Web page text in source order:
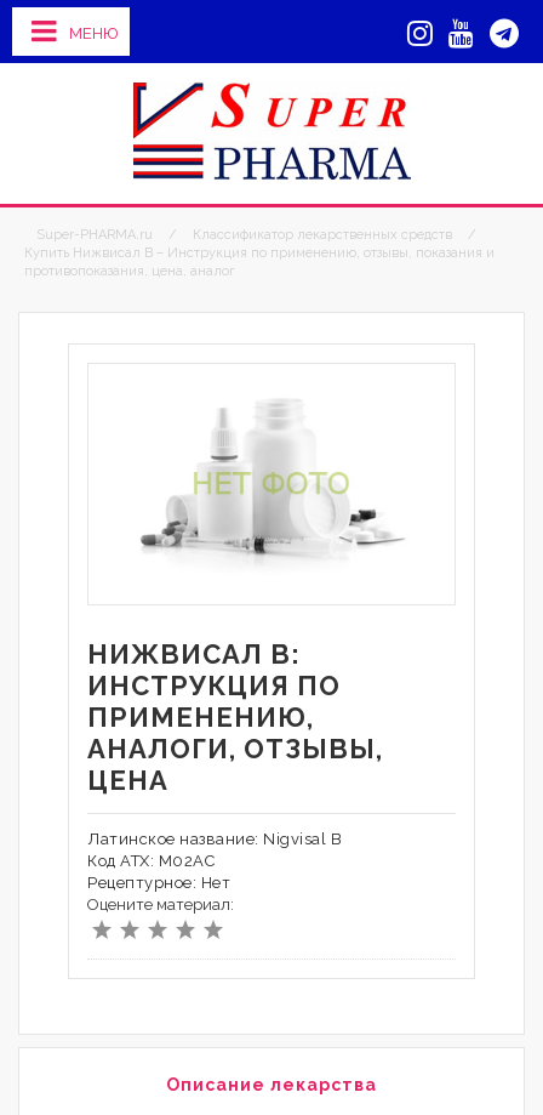
МЕНЮ
Super-PHARMA.ru / Классификатор лекарственных средств
/
Купить Нижвисал В – Инструкция по применению, отзывы, показания и
противопоказания, цена, аналог
НИЖВИСАЛ В:
ИНСТРУКЦИЯ ПО
ПРИМЕНЕНИЮ,
АНАЛОГИ, ОТЗЫВЫ,
ЦЕНА
Латинское название: Nigvisal B
Код АТХ: M02AC
Рецептурное: Нет
Оцените материал:
Описание лекарства